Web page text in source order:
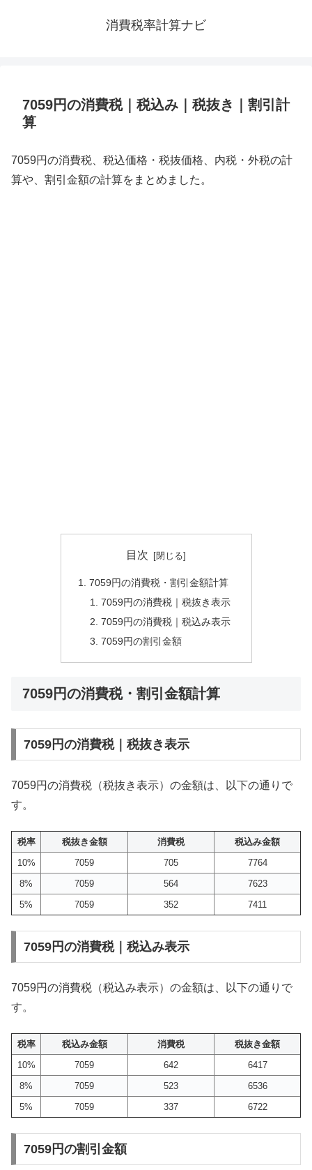
消費税率計算ナビ
7059円の消費税｜税込み｜税抜き｜割引計
算
7059円の消費税、税込価格・税抜価格、内税・外税の計
算や、割引金額の計算をまとめました。
目次
7059円の消費税・割引金額計算
7059円の消費税｜税抜き表示
7059円の消費税｜税込み表示
7059円の割引金額
7059円の消費税・割引金額計算
7059円の消費税｜税抜き表示
7059円の消費税（税抜き表示）の金額は、以下の通りで
す。
税率 税抜き金額 消費税
税込み金額
10%
7059 705
7764
8%
7059 564
7623
5%
7059 352 7411
7059円の消費税｜税込み表示
7059円の消費税（税込み表示）の金額は、以下の通りで
す。
税率 税込み金額 消費税
税抜き金額
10%
7059 642
6417
8%
7059 523
6536
5%
7059 337 6722
7059円の割引金額